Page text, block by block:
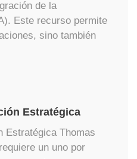
de la
Este recurso permite
sino también
Estratégica
Estratégica Thomas
un uno por